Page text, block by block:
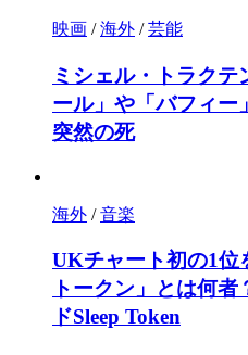
映画 /海外 /芸能
ミシェル・トラク
ール」や「バフィー
突然の死
海外 /音楽
UKチャート初の1位
トークン」とは何
ドSleep Token